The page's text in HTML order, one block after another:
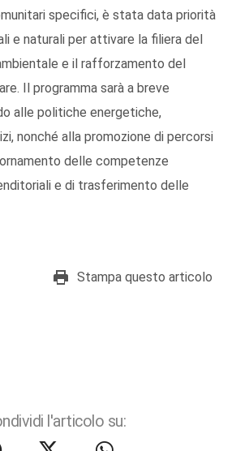
specifici, è stata data priorità
e naturali per attivare la filiera del
e il rafforzamento del
Il programma sarà a breve
alle politiche energetiche,
nonché alla promozione di percorsi
delle competenze
e di trasferimento delle
Stampa questo articolo
l'articolo su: